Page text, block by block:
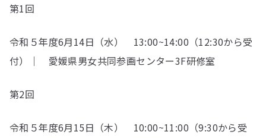
第1回
令和５年度6月14日（水） 13:00~14:00（12:30から受
付）｜ 愛媛県男女共同参画センター3F研修室
第2回
令和５年度6月15日（木） 10:00~11:00（9:30から受